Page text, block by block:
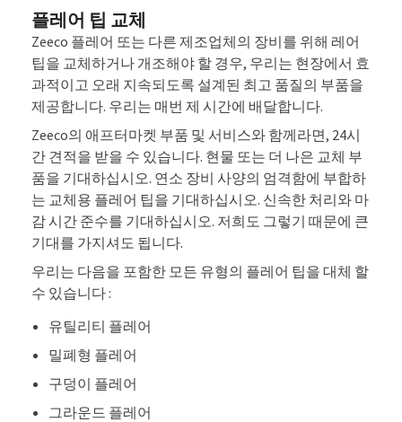
플레어 팁 교체
Zeeco 플레어 또는 다른 제조업체의 장비를 위해 레어
팁을 교체하거나 개조해야 할 경우, 우리는 현장에서 효
과적이고 오래 지속되도록 설계된 최고 품질의 부품을
제공합니다. 우리는 매번 제 시간에 배달합니다.
Zeeco의 애프터마켓 부품 및 서비스와 함께라면, 24시
간 견적을 받을 수 있습니다. 현물 또는 더 나은 교체 부
품을 기대하십시오. 연소 장비 사양의 엄격함에 부합하
는 교체용 플레어 팁을 기대하십시오. 신속한 처리와 마
감 시간 준수를 기대하십시오. 저희도 그렇기 때문에 큰
기대를 가지셔도 됩니다.
우리는 다음을 포함한 모든 유형의 플레어 팁을 대체 할
수 있습니다 :
유틸리티 플레어
밀폐형 플레어
구덩이 플레어
그라운드 플레어